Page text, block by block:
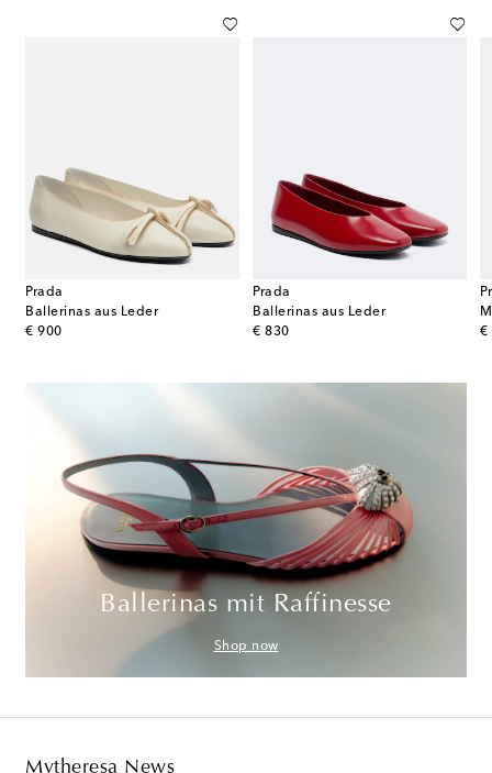
Prada
Ballerinas aus Leder
€ 900
original price
Prada
Ballerinas aus Leder
€ 830
original price €
Ballerinas mit Raffinesse
Shop now
Mytheresa News